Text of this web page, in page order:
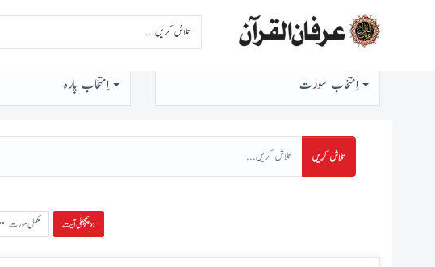
اِنتخاب سورت اِنتخاب پارہ
تلاش کریں
پچھلی آیت » مکمل سورت